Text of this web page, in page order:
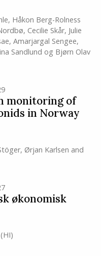
, Håkon Berg-Rolness
, Cecilie Skår, Julie
, Amarjargal Sengee,
Sandlund og Bjørn Olav
monitoring of
in Norway
, Ørjan Karlsen and
økonomisk
(HI)